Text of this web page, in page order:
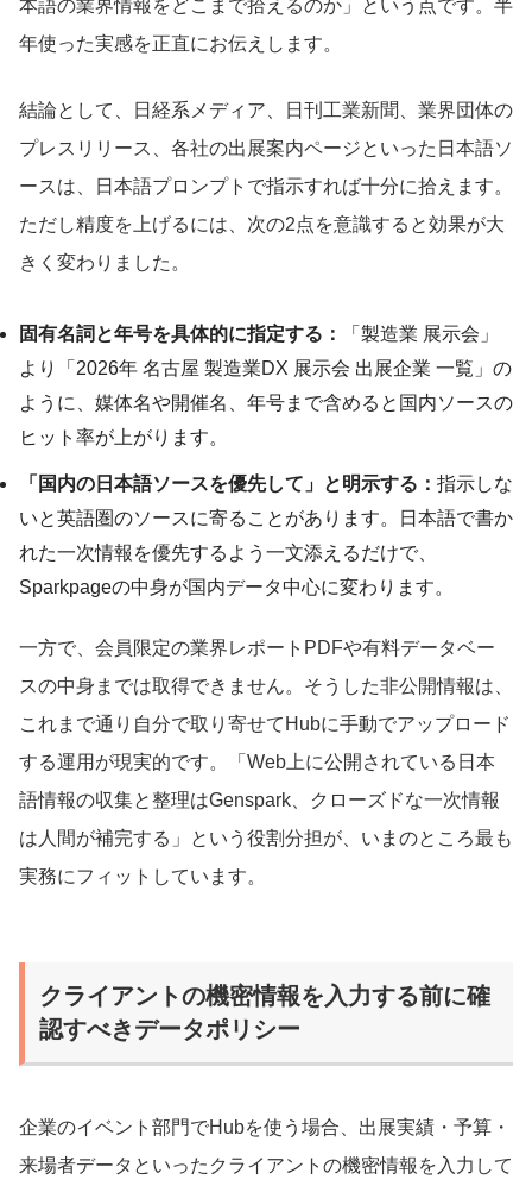
本語の業界情報をどこまで拾えるのか」という点です。半
年使った実感を正直にお伝えします。
結論として、日経系メディア、日刊工業新聞、業界団体の
プレスリリース、各社の出展案内ページといった日本語ソ
ースは、日本語プロンプトで指示すれば十分に拾えます。
ただし精度を上げるには、次の2点を意識すると効果が大
きく変わりました。
固有名詞と年号を具体的に指定する：
「製造業 展示会」
より「2026年 名古屋 製造業DX 展示会 出展企業 一覧」の
ように、媒体名や開催名、年号まで含めると国内ソースの
ヒット率が上がります。
「国内の日本語ソースを優先して」と明示する： 指示しな
いと英語圏のソースに寄ることがあります。日本語で書か
れた一次情報を優先するよう一文添えるだけで、
Sparkpageの中身が国内データ中心に変わります。
一方で、会員限定の業界レポートPDFや有料データベー
スの中身までは取得できません。そうした非公開情報は、
これまで通り自分で取り寄せてHubに手動でアップロード
する運用が現実的です。「Web上に公開されている日本
語情報の収集と整理はGenspark、クローズドな一次情報
は人間が補完する」という役割分担が、いまのところ最も
実務にフィットしています。
クライアントの機密情報を入力する前に確
認すべきデータポリシー
企業のイベント部門でHubを使う場合、出展実績・予算・
来場者データといったクライアントの機密情報を入力して